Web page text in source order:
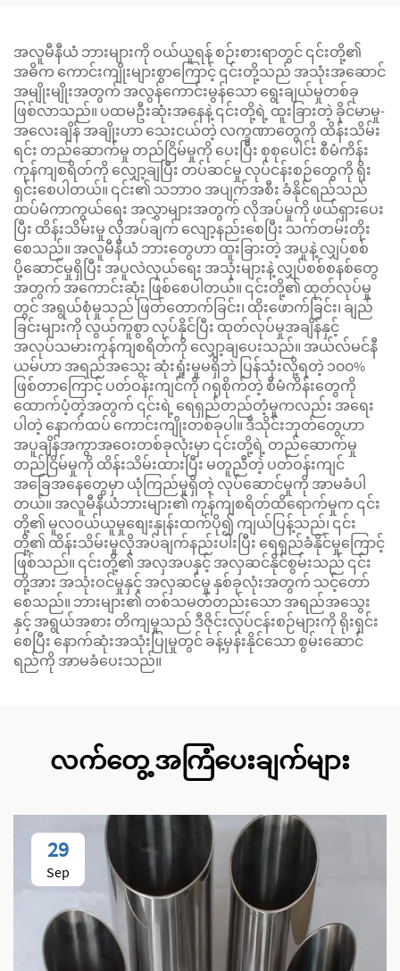
အလူမီနီယံ ဘားများကို ဝယ်ယူရန် စဉ်းစားရာတွင် ၎င်းတို့၏
အဓိက ကောင်းကျိုးများစွာကြောင့် ၎င်းတို့သည် အသုံးအဆောင်
အမျိုးမျိုးအတွက် အလွန်ကောင်းမွန်သော ရွေးချယ်မှုတစ်ခု
ဖြစ်လာသည်။ ပထမဦးဆုံးအနေနဲ့ ၎င်းတို့ရဲ့ ထူးခြားတဲ့ ခိုင်မာမှု-
အလေးချိန် အချိုးဟာ သေးငယ်တဲ့ လက္ခဏာတွေကို ထိန်းသိမ်း
ရင်း တည်ဆောက်မှု တည်ငြိမ်မှုကို ပေးပြီး စုစုပေါင်း စီမံကိန်း
ကုန်ကျစရိတ်ကို လျှော့ချပြီး တပ်ဆင်မှု လုပ်ငန်းစဉ်တွေကို ရိုး
ရှင်းစေပါတယ်။ ၎င်း၏ သဘာဝ အပျက်အစီး ခံနိုင်ရည်သည်
ထပ်မံကာကွယ်ရေး အလွှာများအတွက် လိုအပ်မှုကို ဖယ်ရှားပေး
ပြီး ထိန်းသိမ်းမှု လိုအပ်ချက် လျော့နည်းစေပြီး သက်တမ်းတိုး
စေသည်။ အလူမီနီယံ ဘားတွေဟာ ထူးခြားတဲ့ အပူနဲ့ လျှပ်စစ်
ပို့ဆောင်မှုရှိပြီး အပူလဲလှယ်ရေး အသုံးများနဲ့ လျှပ်စစ်စနစ်တွေ
အတွက် အကောင်းဆုံး ဖြစ်စေပါတယ်။ ၎င်းတို့၏ ထုတ်လုပ်မှု
တွင် အရွယ်စုံမှုသည် ဖြတ်တောက်ခြင်း၊ ထိုးဖောက်ခြင်း၊ ချည်
ခြင်းများကို လွယ်ကူစွာ လုပ်နိုင်ပြီး ထုတ်လုပ်မှုအချိန်နှင့်
အလုပ်သမားကုန်ကျစရိတ်ကို လျှော့ချပေးသည်။ အယ်လ်မင်နီ
ယမ်ဟာ အရည်အသွေး ဆုံးရှုံးမှုမရှိဘဲ ပြန်သုံးလို့ရတဲ့ ၁၀၀%
ဖြစ်တာကြောင့် ပတ်ဝန်းကျင်ကို ဂရုစိုက်တဲ့ စီမံကိန်းတွေကို
ထောက်ပံ့တဲ့အတွက် ၎င်းရဲ့ ရေရှည်တည်တံ့မှုကလည်း အရေး
ပါတဲ့ နောက်ထပ် ကောင်းကျိုးတစ်ခုပါ။ ဒီသိုင်းဘုတ်တွေဟာ
အပူချိန်အကွာအဝေးတစ်ခုလုံးမှာ ၎င်းတို့ရဲ့ တည်ဆောက်မှု
တည်ငြိမ်မှုကို ထိန်းသိမ်းထားပြီး မတူညီတဲ့ ပတ်ဝန်းကျင်
အခြေအနေတွေမှာ ယုံကြည်မှုရှိတဲ့ လုပ်ဆောင်မှုကို အာမခံပါ
တယ်။ အလူမီနီယံဘားများ၏ ကုန်ကျစရိတ်ထိရောက်မှုက ၎င်း
တို့၏ မူလဝယ်ယူမှုစျေးနှုန်းထက်ပို၍ ကျယ်ပြန့်သည်၊ ၎င်း
တို့၏ ထိန်းသိမ်းမှုလိုအပ်ချက်နည်းပါးပြီး ရေရှည်ခံနိုင်မှုကြောင့်
ဖြစ်သည်။ ၎င်းတို့၏ အလှအပနှင့် အလှဆင်နိုင်စွမ်းသည် ၎င်း
တို့အား အသုံးဝင်မှုနှင့် အလှဆင်မှု နှစ်ခုလုံးအတွက် သင့်တော်
စေသည်။ ဘားများ၏ တစ်သမတ်တည်းသော အရည်အသွေး
နှင့် အရွယ်အစား တိကျမှုသည် ဒီဇိုင်းလုပ်ငန်းစဉ်များကို ရိုးရှင်း
စေပြီး နောက်ဆုံးအသုံးပြုမှုတွင် ခန့်မှန်းနိုင်သော စွမ်းဆောင်
ရည်ကို အာမခံပေးသည်။
လက်တွေ့ အကြံပေးချက်များ
29
Sep